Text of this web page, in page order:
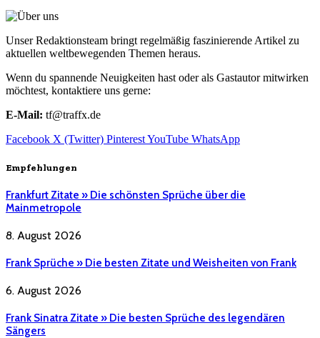
Unser Redaktionsteam bringt regelmäßig faszinierende Artikel zu
aktuellen weltbewegenden Themen heraus.
Wenn du spannende Neuigkeiten hast oder als Gastautor mitwirken
möchtest, kontaktiere uns gerne:
E-Mail: tf@traffx.de
Facebook X (Twitter) PinterestYouTube WhatsApp
Empfehlungen
Frankfurt Zitate » Die schönsten Sprüche über die
Mainmetropole
8. August 2026
Frank Sprüche » Die besten Zitate und Weisheiten von Frank
6. August 2026
Frank Sinatra Zitate » Die besten Sprüche des legendären
Sängers